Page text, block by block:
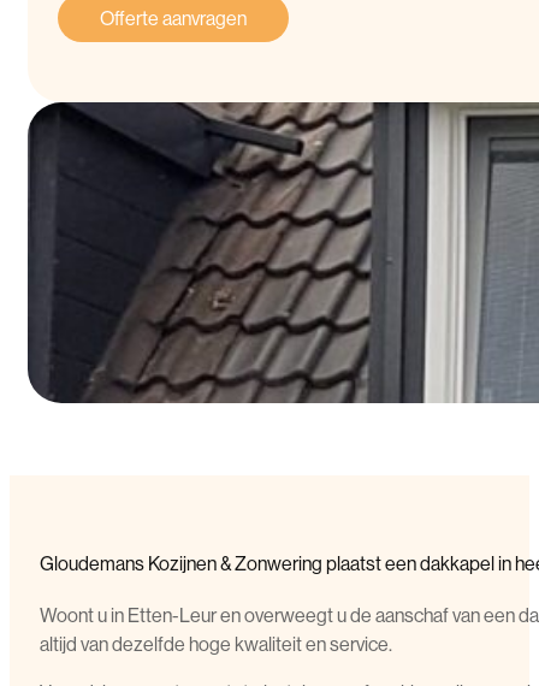
Offerte aanvragen
Gloudemans Kozijnen & Zonwering plaatst een dakkapel in
Woont u in Etten-Leur en overweegt u de aanschaf van een
altijd van dezelfde hoge kwaliteit en service.